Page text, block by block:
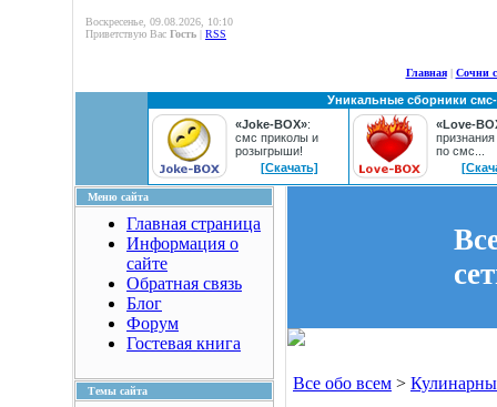
Воскресенье, 09.08.2026, 10:10
Приветствую Вас Гость | RSS
Главная| Сочни
Уникальные сборники
«Joke-BOX»:
смс приколы и
розыгрыши!
[Скачать]
«Love-
по смс...
Меню сайта
Главная страница
Информация о
сайте
Обратная связь
Блог
Форум
Гостевая книга
Темы сайта Все обо всем >